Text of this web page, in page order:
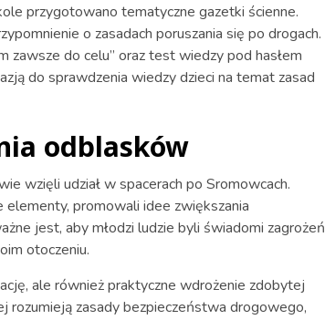
przygotowano tematyczne gazetki ścienne.
o zasadach poruszania się po drogach.
zawsze do celu” oraz test wiedzy pod hasłem
do sprawdzenia wiedzy dzieci na temat zasad
odblasków
wzięli udział w spacerach po Sromowcach.
promowali idee zwiększania
jest, aby młodzi ludzie byli świadomi zagrożeń
otoczeniu.
ale również praktyczne wdrożenie zdobytej
rozumieją zasady bezpieczeństwa drogowego,